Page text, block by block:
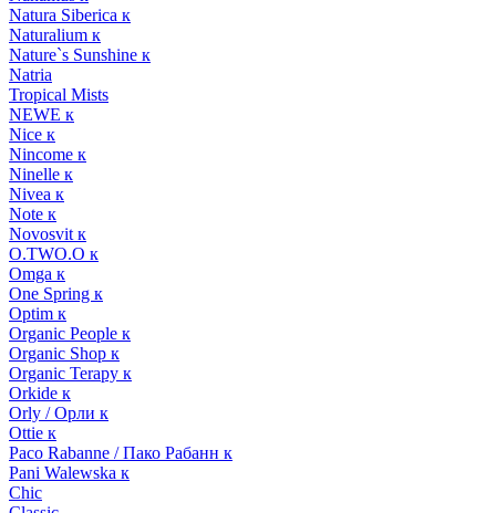
Natura Siberica к
Naturalium к
Nature`s Sunshine к
Natria
Tropical Mists
NEWE к
Nice к
Nincome к
Ninelle к
Nivea к
Note к
Novosvit к
O.TWO.O к
Omga к
One Spring к
Optim к
Organic People к
Organic Shop к
Organic Terapy к
Orkide к
Orly / Орли к
Ottie к
Paco Rabanne / Пако Рабанн к
Pani Walewska к
Chic